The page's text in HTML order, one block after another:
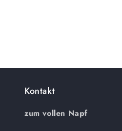
Kontakt
zum vollen Napf